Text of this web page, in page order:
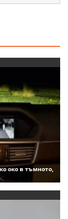
око в тъмното,